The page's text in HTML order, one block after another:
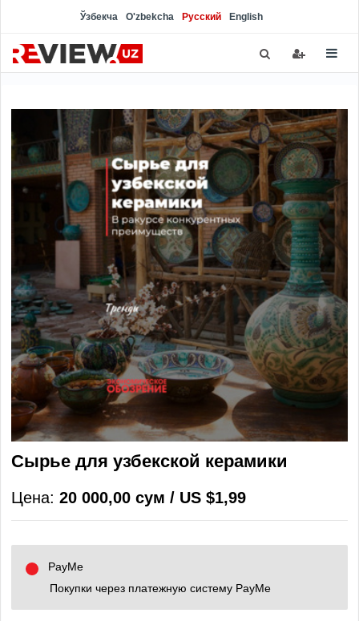
Ўзбекча O'zbekcha Русский English
Сырье для узбекской керамики
Цена: 20 000,00 сум / US $1,99
PayMe
Покупки через платежную систему PayMe